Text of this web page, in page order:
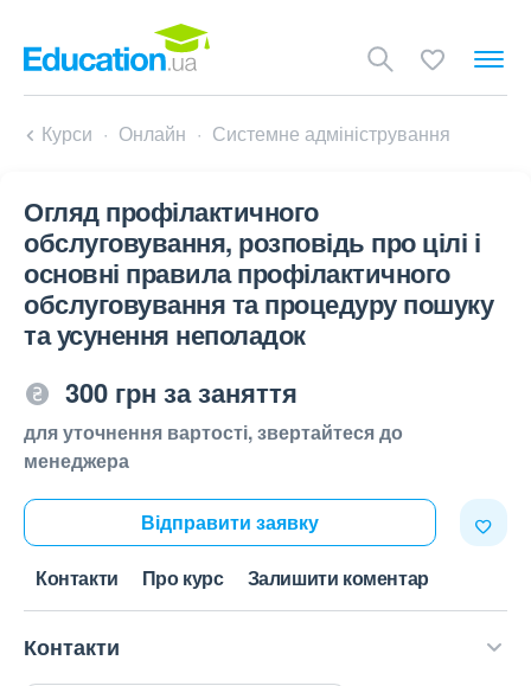
Курси Онлайн Системне адміністрування
Огляд профілактичного
обслуговування, розповідь про цілі і
основні правила профілактичного
обслуговування та процедуру пошуку
та усунення неполадок
300 грн за заняття
для уточнення вартості, звертайтеся до
менеджера
Відправити заявку
Контакти Про курс Залишити коментар
Контакти